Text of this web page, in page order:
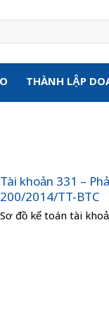
THÀNH LẬP
Tài khoản 331 –
200/2014/TT-BTC
Sơ đồ kế toán tài